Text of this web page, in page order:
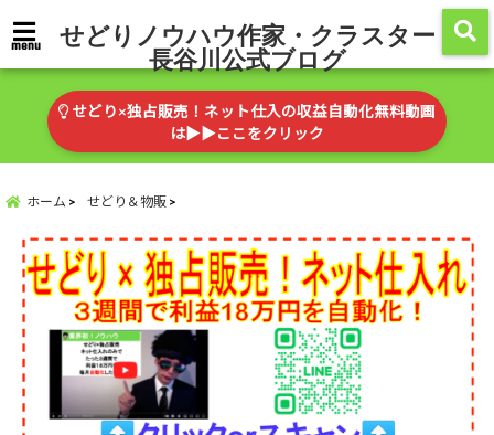
menu せどりノウハウ作家・クラスター
長谷川公式ブログ
せどり×独占販売！ネット仕入の収益自動化無料動画
は▶︎▶︎ここをクリック
ホーム せどり＆物販